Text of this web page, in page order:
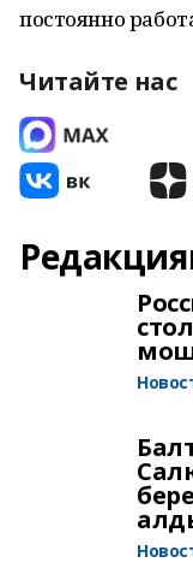
постоянно
Читайте нас